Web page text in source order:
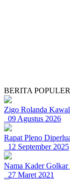
BERITA POPULER
Zigo Rolanda
09 Agustus 2026
Rapat Pleno
12 September 2025
Nama Kader Golkar
27 Maret 2021